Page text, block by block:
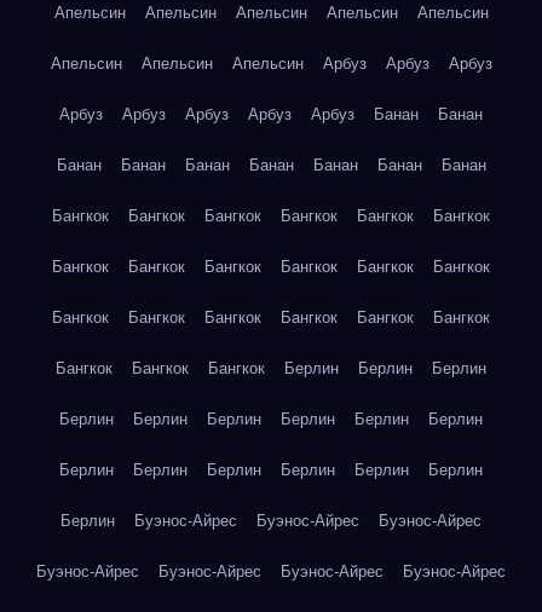
Апельсин Апельсин Апельсин Апельсин Апельсин
Апельсин Апельсин Апельсин Арбуз Арбуз Арбуз
Арбуз Арбуз Арбуз Арбуз Арбуз Банан Банан
Банан Банан Банан Банан Банан Банан Банан
Бангкок Бангкок Бангкок Бангкок Бангкок Бангкок
Бангкок Бангкок Бангкок Бангкок Бангкок Бангкок
Бангкок Бангкок Бангкок Бангкок Бангкок Бангкок
Бангкок Бангкок Бангкок Берлин Берлин Берлин
Берлин Берлин Берлин Берлин Берлин Берлин
Берлин Берлин Берлин Берлин Берлин Берлин
Берлин Буэнос-Айрес Буэнос-Айрес Буэнос-Айрес
Буэнос-Айрес Буэнос-Айрес Буэнос-Айрес Буэнос-Айрес